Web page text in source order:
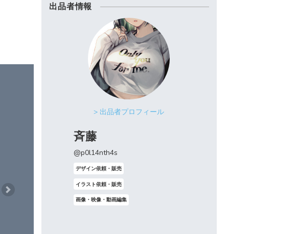
Next
出品者情報
> 出品者プロフィール
斉藤
@p0l14nth4s
デザイン依頼・販売
イラスト依頼・販売
画像・映像・動画編集